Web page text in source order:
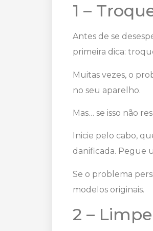
1 –
Antes de se
primeira dica:
Muitas vezes, o
no seu aparelho.
Mas… se isso não
Inicie pelo cabo,
danificada. Pegue
Se o problema
modelos originais.
2 –